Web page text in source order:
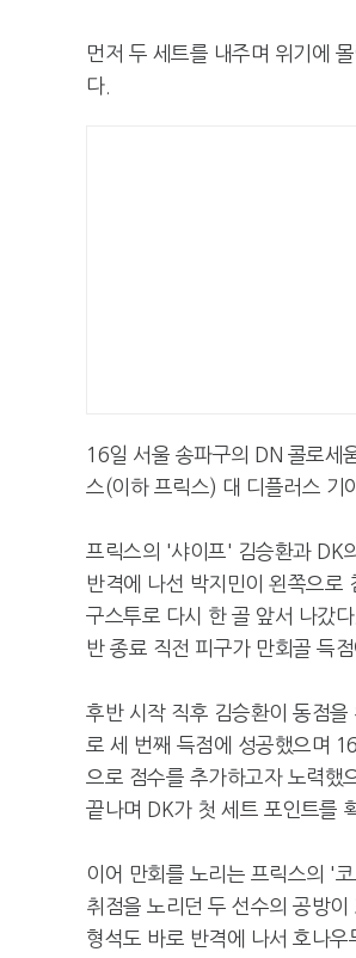
먼저 두 세트를 내주며 위기에
다.
16일 서울 송파구의 DN 콜로세
스(이하 프릭스) 대 디플러스 기
프릭스의 '샤이프' 김승환과 DK
반격에 나선 박지민이 왼쪽으로
구스투로 다시 한 골 앞서 나갔
반 종료 직전 피구가 만회골 득
후반 시작 직후 김승환이 동점
로 세 번째 득점에 성공했으며
으로 점수를 추가하고자 노력했
끝나며 DK가 첫 세트 포인트를
이어 만회를 노리는 프릭스의 '
취점을 노리던 두 선수의 공방
형석도 바로 반격에 나서 호나